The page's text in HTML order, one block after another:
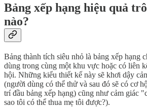
Bảng xếp hạng hiệu quả
nào?
Bảng thành tích siêu nhỏ là bảng xếp hạng
dùng trong cùng một khu vực hoặc có liên
hội. Những kiểu thiết kế này sẽ khơi dậy
(người dùng có thể thử và sau đó sẽ có cơ
trí đầu bảng xếp hạng) cũng như cảm giác
sao tôi có thể thua mẹ tôi được?).